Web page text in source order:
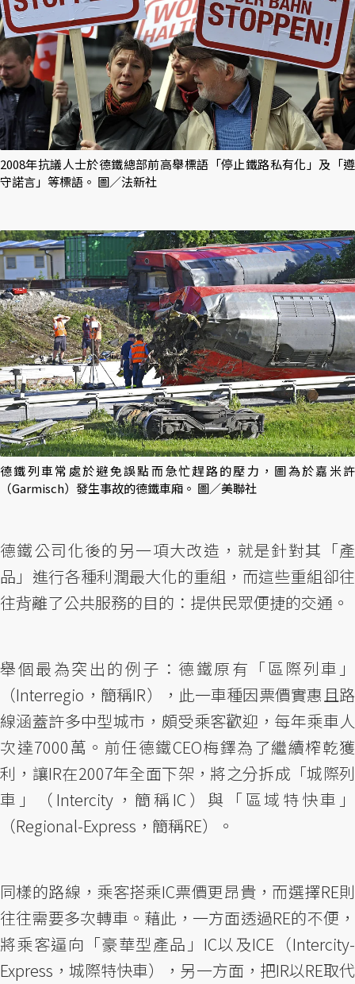
2008年抗議人士於德鐵總部前高舉標語「停止鐵路私有化」及「遵
守諾言」等標語。 圖／法新社
德鐵列車常處於避免誤點而急忙趕路的壓力，圖為於嘉米許
（Garmisch）發生事故的德鐵車廂。 圖／美聯社
德鐵公司化後的另一項大改造，就是針對其「產
品」進行各種利潤最大化的重組，而這些重組卻往
往背離了公共服務的目的：提供民眾便捷的交通。
舉個最為突出的例子：德鐵原有「區際列車」
（Interregio，簡稱IR），此一車種因票價實惠且路
線涵蓋許多中型城市，頗受乘客歡迎，每年乘車人
次達7000萬。前任德鐵CEO梅鐸為了繼續榨乾獲
利，讓IR在2007年全面下架，將之分拆成「城際列
車」（Intercity，簡稱IC）與「區域特快車」
（Regional-Express，簡稱RE）。
同樣的路線，乘客搭乘IC票價更昂貴，而選擇RE則
往往需要多次轉車。藉此，一方面透過RE的不便，
將乘客逼向「豪華型產品」IC以及ICE（Intercity-
Express，城際特快車），另一方面，把IR以RE取代